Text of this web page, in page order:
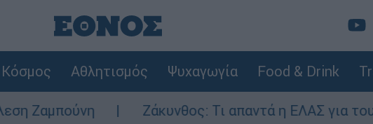
Κόσμος Αθλητισμός Ψυχαγωγία Food & Drink
Ζάκυνθος: Τι απαντά η ΕΛΑΣ για τους 8 βιασμούς